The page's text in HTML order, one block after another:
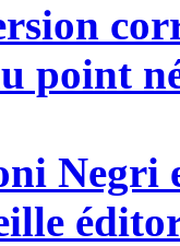
point
Negri